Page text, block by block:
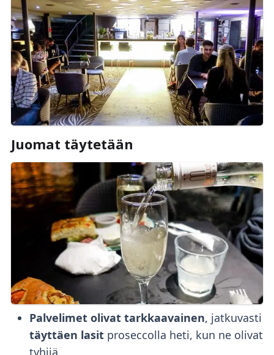
Juomat täytetään
Palvelimet olivat tarkkaavainen, jatkuvasti
täyttäen lasitproseccolla heti, kun ne olivat